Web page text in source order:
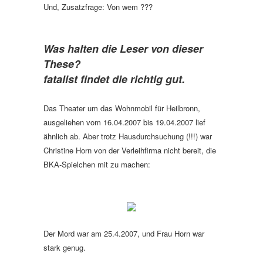
Und, Zusatzfrage: Von wem ???
Was halten die Leser von dieser
These?
fatalist findet die richtig gut.
Das Theater um das Wohnmobil für Heilbronn,
ausgeliehen vom 16.04.2007 bis 19.04.2007 lief
ähnlich ab. Aber trotz Hausdurchsuchung (!!!) war
Christine Horn von der Verleihfirma nicht bereit, die
BKA-Spielchen mit zu machen:
Der Mord war am 25.4.2007, und Frau Horn war
stark genug.